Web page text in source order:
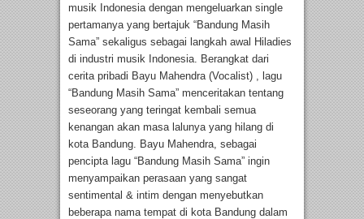
musik Indonesia dengan mengeluarkan single
pertamanya yang bertajuk “Bandung Masih
Sama” sekaligus sebagai langkah awal Hiladies
di industri musik Indonesia. Berangkat dari
cerita pribadi Bayu Mahendra (Vocalist) , lagu
“Bandung Masih Sama” menceritakan tentang
seseorang yang teringat kembali semua
kenangan akan masa lalunya yang hilang di
kota Bandung. Bayu Mahendra, sebagai
pencipta lagu “Bandung Masih Sama” ingin
menyampaikan perasaan yang sangat
sentimental & intim dengan menyebutkan
beberapa nama tempat di kota Bandung dalam